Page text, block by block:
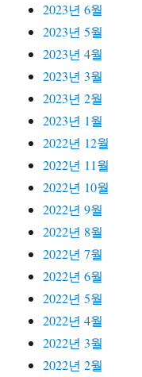
2023년 6월
2023년 5월
2023년 4월
2023년 3월
2023년 2월
2023년 1월
2022년 12월
2022년 11월
2022년 10월
2022년 9월
2022년 8월
2022년 7월
2022년 6월
2022년 5월
2022년 4월
2022년 3월
2022년 2월